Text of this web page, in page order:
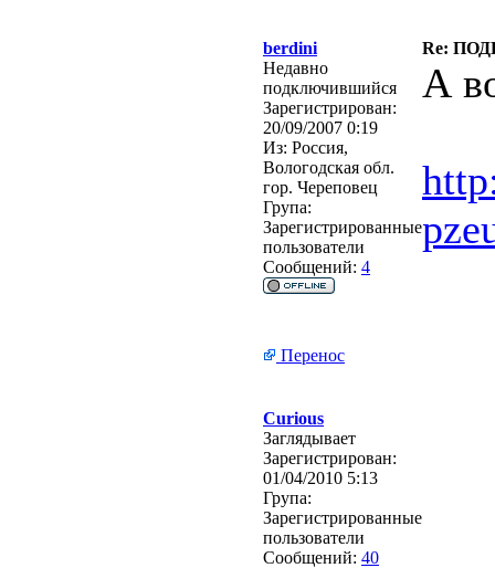
berdini
Re:
Недавно
подключившийся
Зарегистрирован:
20/09/2007 0:19
Из: Россия,
Вологодская обл.
гор. Череповец
Група:
Зарегистрированные
пользователи
Сообщений: 4
А
Перенос
Curious
Заглядывает
Зарегистрирован:
01/04/2010 5:13
Група:
Зарегистрированные
пользователи
Сообщений: 40